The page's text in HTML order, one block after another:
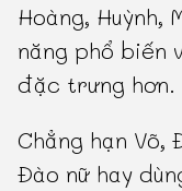
Hoàng, Huỳnh,
năng phổ biến
đặc trưng hơn.
Chẳng hạn Võ,
Đào nữ hay